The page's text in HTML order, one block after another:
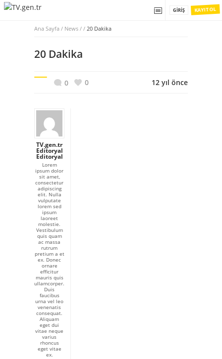
KAYIT OL
GIRIŞ
Ana Sayfa / News / / 20 Dakika
20 Dakika
0 0 12 yıl önce
TV.gen.tr
Editoryal
Editoryal
Lorem
ipsum dolor
sit amet,
consectetur
adipiscing
elit. Nulla
vulputate
lorem sed
ipsum
laoreet
molestie.
Vestibulum
quis quam
ac massa
rutrum
pretium a et
ex. Donec
ornare
efficitur
mauris quis
ullamcorper.
Duis
faucibus
urna vel leo
venenatis
consequat.
Aliquam
eget dui
vitae neque
varius
rhoncus
eget vitae
ex.